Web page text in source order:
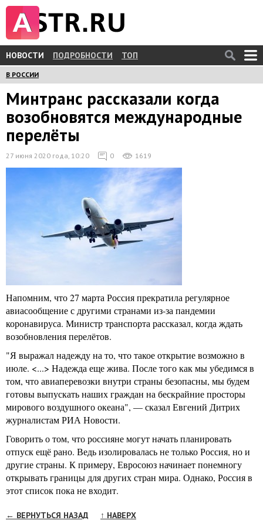
НОВОСТИ ПОДРОБНОСТИ ТОП
В РОССИИ
Минтранс рассказали когда
возобновятся международные
перелёты
27 июня 2020 года, 10:20 0 1619
Напомним, что 27 марта Россия прекратила регулярное
авиасообщение с другими странами из-за пандемии
коронавируса. Министр транспорта рассказал, когда ждать
возобновления перелётов.
"Я выражал надежду на то, что такое открытие возможно в
июле. <...> Надежда еще жива. После того как мы убедимся в
том, что авиаперевозки внутри страны безопасны, мы будем
готовы выпускать наших граждан на бескрайние просторы
мирового воздушного океана", — сказал Евгений Дитрих
журналистам РИА Новости.
Говорить о том, что россияне могут начать планировать
отпуск ещё рано. Ведь изолировалась не только Россия, но и
другие страны. К примеру, Евросоюз начинает понемногу
открывать границы для других стран мира. Однако, Россия в
этот список пока не входит.
← ВЕРНУТЬСЯ НАЗАД ↑ НАВЕРХ